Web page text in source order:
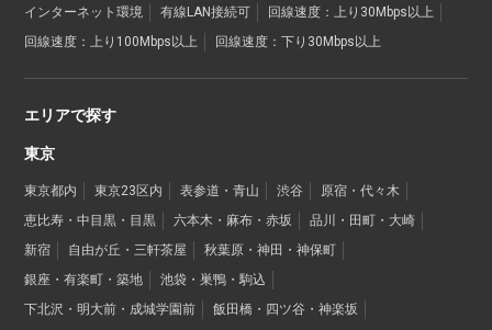
インターネット環境
有線LAN接続可
回線速度：上り30Mbps以上
回線速度：上り100Mbps以上
回線速度：下り30Mbps以上
エリアで探す
東京
東京都内 東京23区内 表参道・青山 渋谷
原宿・代々木
恵比寿・中目黒・目黒
六本木・麻布・赤坂
品川・田町・大崎
新宿
自由が丘・三軒茶屋
秋葉原・神田・神保町
銀座・有楽町・築地
池袋・巣鴨・駒込
下北沢・明大前・成城学園前
飯田橋・四ツ谷・神楽坂